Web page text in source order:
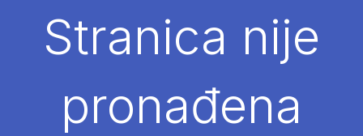
Stranica nije
pronađena